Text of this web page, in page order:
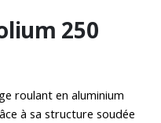
250
roulant en aluminium
à sa structure soudée